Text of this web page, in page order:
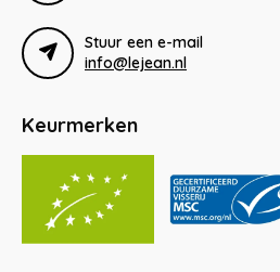
Stuur een e-mail
info@lejean.nl
Keurmerken